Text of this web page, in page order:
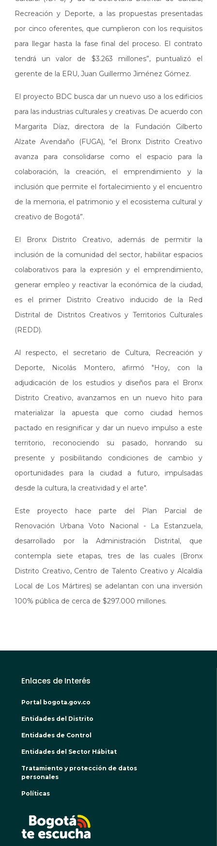
Recreación y Deporte, a las propuestas presentadas
por cinco oferentes, que cumplieron con los requisitos
para llegar hasta la fase final del proceso. El contrato
tendrá un valor de $3.263 millones”, puntualizó el
gerente de la ERU, Juan Guillermo Jiménez Gómez.
El proyecto BDC busca dar un nuevo uso a los edificios
para las industrias culturales y creativas. De acuerdo con
Margarita Díaz, directora de la Fundación Gilberto
Alzate Avendaño (FUGA), “el Bronx Distrito Creativo
avanza para consolidarse como el espacio para la
colaboración, la creación, el emprendimiento y la
inclusión que permite el fortalecimiento y el encuentro
de la memoria, el patrimonio y el ecosistema cultural y
creativo de Bogotá”.
El Bronx Distrito Creativo, además de permitir la
inclusión de la comunidad del sector, habilitar espacios
colaborativos para la expresión y el emprendimiento,
generar empleo y reactivar la económica de la ciudad,
es el primer Distrito Creativo inducido de la Red
Distrital de Distritos Creativos y Territorios Culturales
(REDD).
Al respecto, el secretario de Cultura, Recreación y
Deporte, Nicolás Montero, afirmó "Hoy, con la
adjudicación de los estudios y diseños para el Bronx
Distrito Creativo, avanzamos en un nuevo hito para
materializar la apuesta que como ciudad hemos
pactado en resignificar y dar un nuevo impulso a este
territorio, reconociendo su pasado, honrando su
presente y posibilitando condiciones de cambio y
oportunidades para la ciudad a futuro, impulsadas
desde la cultura, la creatividad y el arte".
Este proyecto hace parte del Plan Parcial de
Renovación Urbana Voto Nacional - La Estanzuela,
desarrollado por la Administración Distrital, que
contempla siete etapas, tres de las cuales (Bronx
Distrito Creativo, Centro de Talento Creativo y Alcaldía
Local de Los Mártires) se adelantan con una inversión
100% pública de cerca de $297.000 millones.
Enlaces de Interés
Portal bogota.gov.co
Entidades del Distrito
Entidades de Control
Entidades del Sector Hábitat
Tratamiento y protección de datos
personales
Políticas